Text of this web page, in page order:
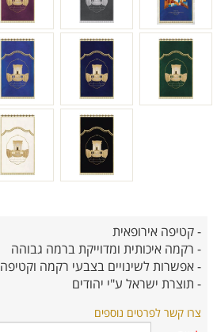
- קטיפה אירופאית
- רקמה איכותית ומדוייקת ברמה גבוהה
- אפשרות לשינויים בצבעי רקמה וקטיפה
- תוצרת ישראל ע"י יהודים
צרו קשר לפרטים נוספים